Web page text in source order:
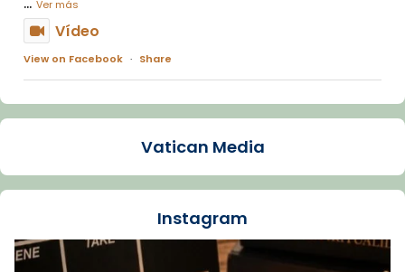
Ver más
Vídeo
View on Facebook · Share
Arquebisbat de Barcelona
La Carmina va patir depressió. Fa gairebé
dos mesos, a l'Estadi Lluís Companys, la
Recupera l'entrevista comp
Vatican
Vatican Media
Instagram